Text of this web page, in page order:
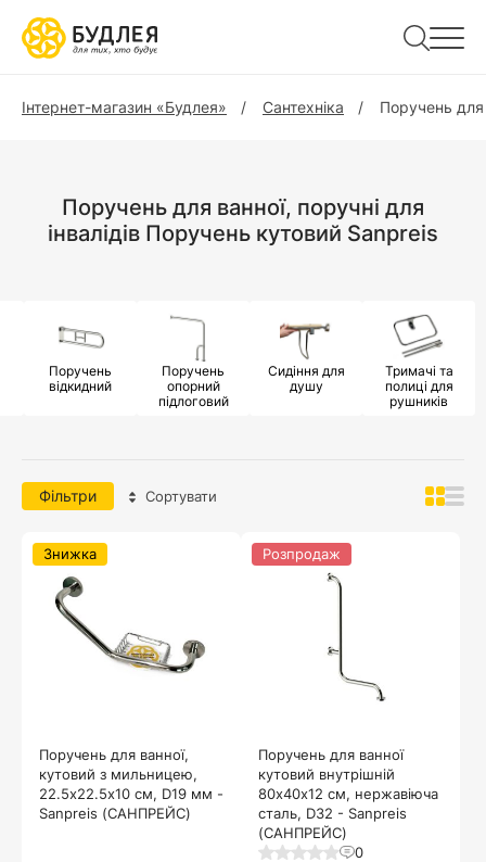
Інтернет-магазин «Будлея» Сантехніка Поручень для
Поручень для ванної, поручні для
інвалідів Поручень кутовий Sanpreis
Поручень
відкидний
Поручень
опорний
підлоговий
Сидіння для
душу
Тримачі та
полиці для
рушників
Фільтри Сортувати
Поручень для ванної,
кутовий з мильницею,
22.5х22.5x10 см, D19 мм -
Sanpreis (САНПРЕЙС)
Знижка
Поручень для ванної
кутовий внутрішній
80х40x12 см, нержавіюча
сталь, D32 - Sanpreis
(САНПРЕЙС)
0
Розпродаж